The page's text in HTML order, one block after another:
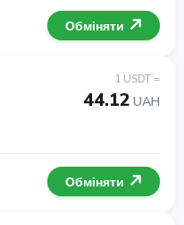
Обміняти
1 USDT =
44.12 UAH
Обміняти